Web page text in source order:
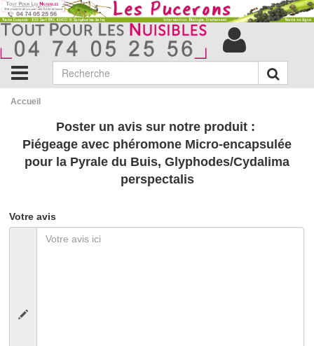
Accueil
Poster un avis sur notre produit :
Piégeage avec phéromone Micro-encapsulée
pour la Pyrale du Buis, Glyphodes/Cydalima
perspectalis
Votre avis